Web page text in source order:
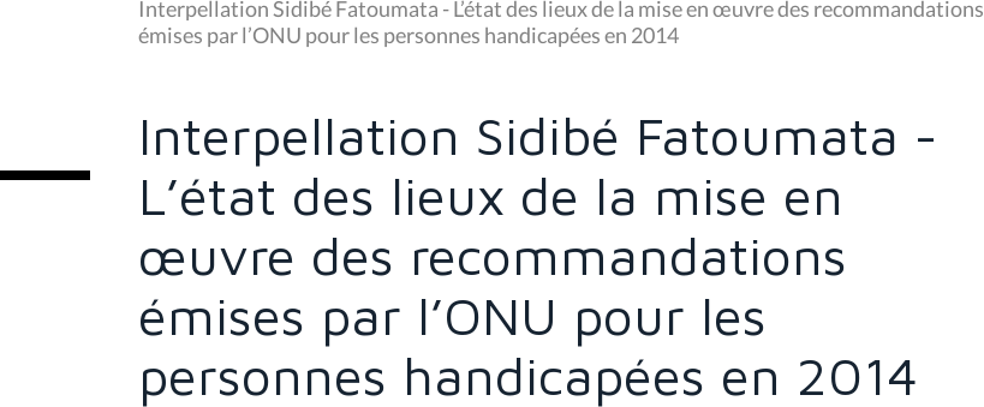
u
s
ê
Interpellation Sidibé Fatoumata - L’état des lieux de la mise en œuvre des recommandations
émises par l’ONU pour les personnes handicapées en 2014
Interpellation Sidibé Fatoumata -
L’état des lieux de la mise en
œuvre des recommandations
émises par l’ONU pour les
personnes handicapées en 2014